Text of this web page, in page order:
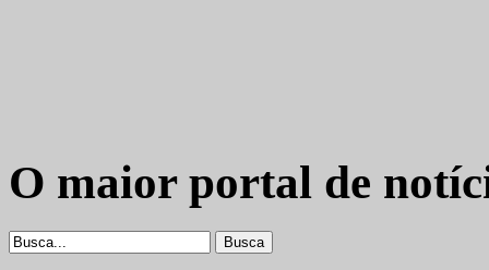
O maior portal de